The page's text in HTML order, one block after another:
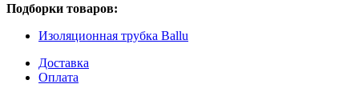
Подборки товаров:
Изоляционная трубка Ballu
Доставка
Оплата